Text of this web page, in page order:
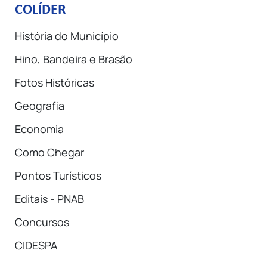
COLÍDER
História do Município
Hino, Bandeira e Brasão
Fotos Históricas
Geografia
Economia
Como Chegar
Pontos Turísticos
Editais - PNAB
Concursos
CIDESPA